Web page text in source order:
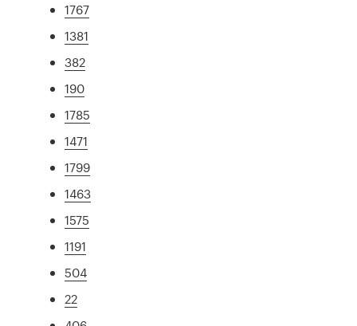
1767
1381
382
190
1785
1471
1799
1463
1575
1191
504
22